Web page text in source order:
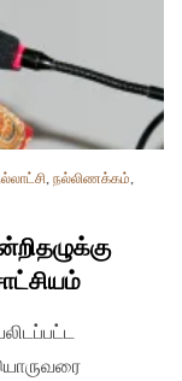
, நல்லிணக்கம்,